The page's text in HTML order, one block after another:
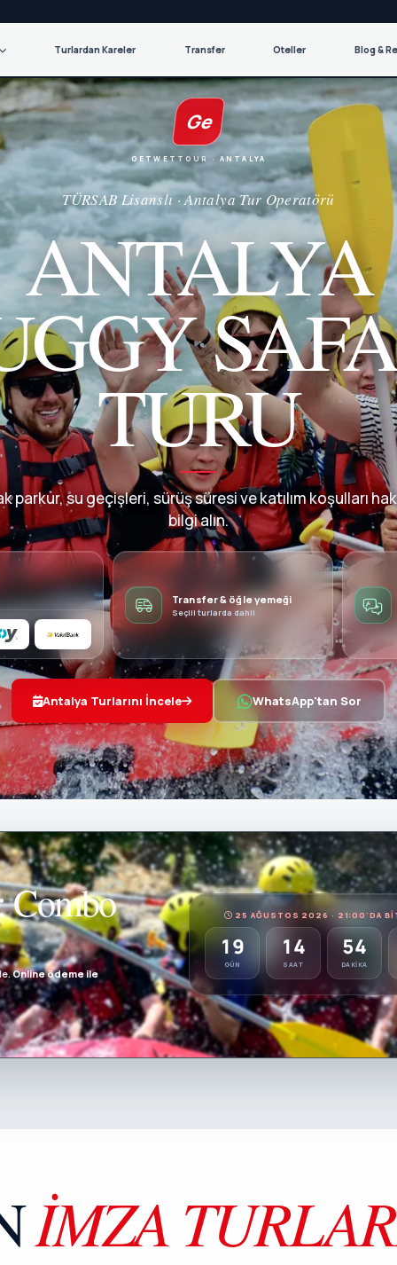
Turlardan Kareler Transfer Oteller Blog &
Ge
GETWETTOUR · ANTALYA
TÜRSAB Lisanslı · Antalya Tur Operatörü
ANTALYA
TURU
parkur, su geçişleri, sürüş süresi ve katılım koşulları
bilgi alın.
Transfer & öğle yemeği
Seçili turlarda dahil
Antalya Turlarını İncele WhatsApp'tan Sor
Combo
Online ödeme ile
25 AĞUSTOS 2026 · 21:00'DA
19
GÜN
14
SAAT
54
DAKIKA
IMZA